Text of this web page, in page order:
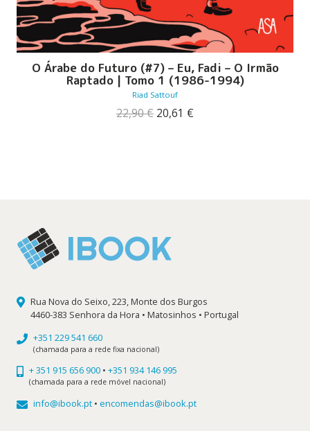
O Árabe do Futuro (#7) – Eu, Fadi – O Irmão
Raptado | Tomo 1 (1986-1994)
Riad Sattouf
22,90€ O
20,61 €
Rua Nova do Seixo, 223, Monte dos Burgos
4460-383 Senhora da Hora • Matosinhos • Portugal
+351 229 541 660
(chamada para a rede fixa nacional)
+ 351 915 656 900 • +351 934 146 995
(chamada para a rede móvel nacional)
info@ibook.pt • encomendas@ibook.pt